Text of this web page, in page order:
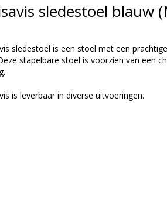
sledestoel blauw
sledestoel is een stoel met een
stapelbare stoel is voorzien van een
is leverbaar in diverse uitvoeringen.